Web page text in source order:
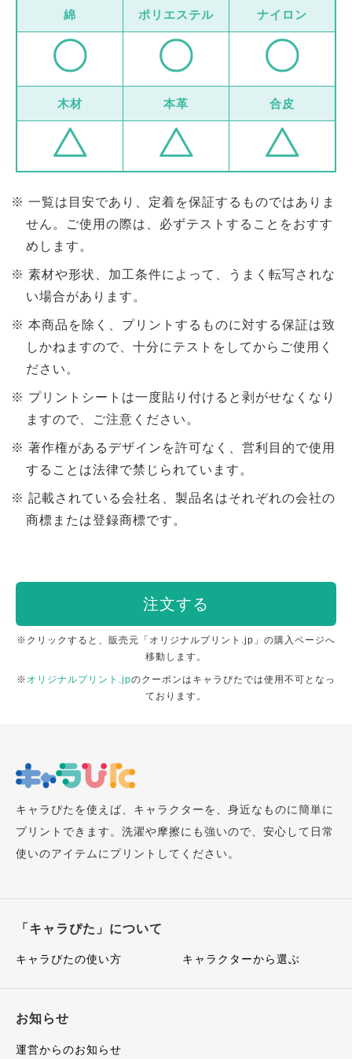
綿 ポリエステル ナイロン
木材 本革 合皮
一覧は目安であり、定着を保証するものではありま
せん。ご使用の際は、必ずテストすることをおすす
めします。
素材や形状、加工条件によって、うまく転写されな
い場合があります。
本商品を除く、プリントするものに対する保証は致
しかねますので、十分にテストをしてからご使用く
ださい。
プリントシートは一度貼り付けると剥がせなくなり
ますので、ご注意ください。
著作権があるデザインを許可なく、営利目的で使用
することは法律で禁じられています。
記載されている会社名、製品名はそれぞれの会社の
商標または登録商標です。
注文する
※クリックすると、販売元「オリジナルプリント.jp」の購入ページへ
移動します。
※ オリジナルプリント.jpのクーポンはキャラぴたでは使用不可となっ
ております。
キャラぴたを使えば、キャラクターを、身近なものに簡単に
プリントできます。洗濯や摩擦にも強いので、安心して日常
使いのアイテムにプリントしてください。
「キャラぴた」について
キャラぴたの使い方 キャラクターから選ぶ
お知らせ
運営からのお知らせ